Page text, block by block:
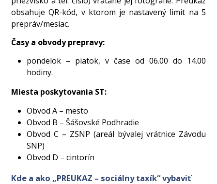
obsahuje QR-kód, v ktorom je nastavený limit na 5
prepráv/mesiac.
Časy a obvody prepravy:
pondelok – piatok, v čase od 06.00 do 14.00
hodiny.
Miesta poskytovania ST:
Obvod A – mesto
Obvod B – Šášovské Podhradie
Obvod C – ZSNP (areál bývalej vrátnice Závodu
SNP)
Obvod D – cintorín
Kde a ako „PREUKAZ – sociálny taxík“ vybaviť